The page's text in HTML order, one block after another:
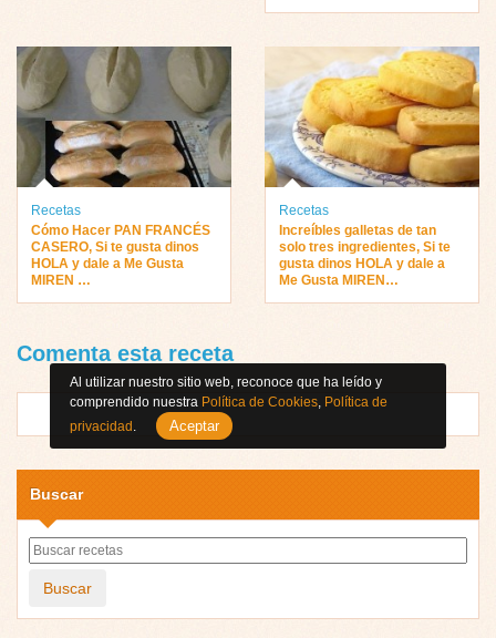
Recetas
Cómo Hacer PAN FRANCÉS
CASERO, Si te gusta dinos
HOLA y dale a Me Gusta
MIREN …
Recetas
Increíbles galletas de tan
solo tres ingredientes, Si te
gusta dinos HOLA y dale a
Me Gusta MIREN…
Comenta esta receta
Buscar
Buscar
Al utilizar nuestro sitio web, reconoce que ha leído y
comprendido nuestra Política de Cookies Política de
privacidad
Aceptar